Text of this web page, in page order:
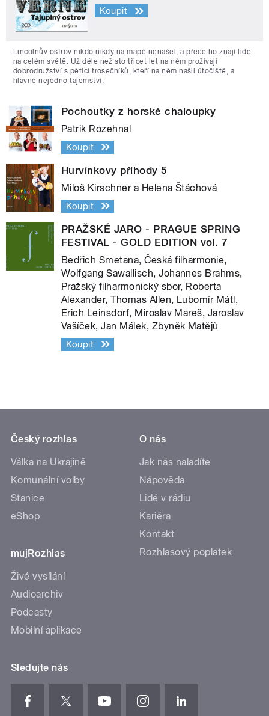
Koupit
Lincolnův ostrov nikdo nikdy na mapě nenašel, a přece ho znají lidé
na celém světě. Už déle než sto třicet let na něm prožívají
dobrodružství s pěticí trosečníků, kteří na něm našli útočiště, a
hlavně nejedno tajemství.
Pochoutky z horské chaloupky
Patrik Rozehnal
Koupit
Hurvínkovy příhody 5
Miloš Kirschner a Helena Štáchová
Koupit
PRAŽSKÉ JARO - PRAGUE SPRING
FESTIVAL - GOLD EDITION vol. 7
Bedřich Smetana, Česká filharmonie,
Wolfgang Sawallisch, Johannes Brahms,
Pražský filharmonický sbor, Roberta
Alexander, Thomas Allen, Lubomír Mátl,
Erich Leinsdorf, Miroslav Mareš, Jaroslav
Vašíček, Jan Málek, Zbyněk Matějů
Koupit
Český rozhlas
Válka na Ukrajině
Komunální volby
Stanice
eShop
mujRozhlas
Živé vysílání
Audioarchiv
Podcasty
Mobilní aplikace
O nás
Jak nás naladíte
Nápověda
Lidé v rádiu
Kariéra
Kontakt
Rozhlasový poplatek
Sledujte nás